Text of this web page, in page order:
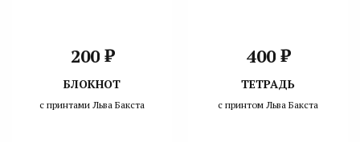
200 ₽
БЛОКНОТ
с принтами Льва Бакста
400 ₽
ТЕТРАДЬ
с принтом Льва Бакста